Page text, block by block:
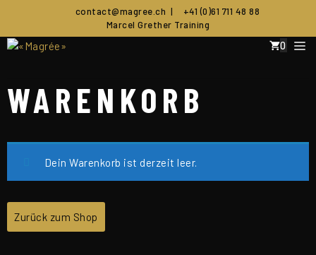
springen
contact@magree.ch |
+41 (0)61 711 48 88
Marcel Grether Training
0
WARENKORB
Dein Warenkorb ist derzeit leer.
Zurück zum Shop